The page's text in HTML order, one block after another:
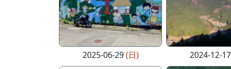
2025-06-29(日) 2024-12-